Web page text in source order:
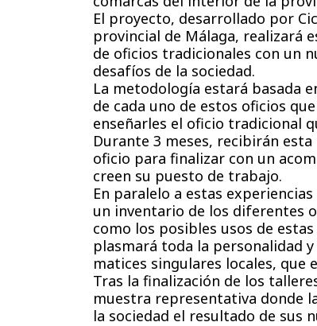
El proyecto, desarrollado por
provincial de Málaga, realizará
de oficios tradicionales con un
desafíos de la sociedad.
La metodología estará basada
de cada uno de estos oficios
enseñarles el oficio tradicional
Durante 3 meses, recibirán
oficio para finalizar con un
creen su puesto de trabajo.
En paralelo a estas
un inventario de los diferentes
como los posibles usos de
plasmará toda la personalidad
matices singulares locales, que
Tras la finalización de los
muestra representativa donde
la sociedad el resultado de sus